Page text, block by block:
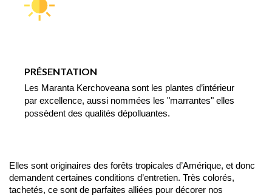
PRÉSENTATION
Les Maranta Kerchoveana sont les plantes d’intérieur
par excellence, aussi nommées les "marrantes" elles
possèdent des qualités dépolluantes.
Elles sont originaires des forêts tropicales d’Amérique, et donc
demandent certaines conditions d’entretien. Très colorés,
tachetés, ce sont de parfaites alliées pour décorer nos